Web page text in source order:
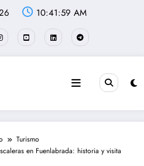
10:41:59 AM
Turismo
en Fuenlabrada: historia y visita